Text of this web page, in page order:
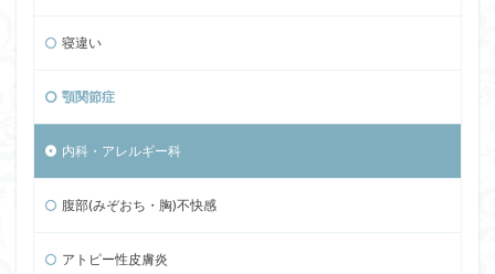
寝違い
顎関節症
内科・アレルギー科
腹部(みぞおち・胸)不快感
アトピー性皮膚炎